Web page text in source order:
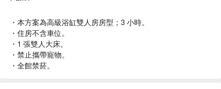
・本方案為高級浴缸雙人房房型；3 小時。
・住房不含車位。
・1 張雙人大床。
・禁止攜帶寵物。
・全館禁菸。